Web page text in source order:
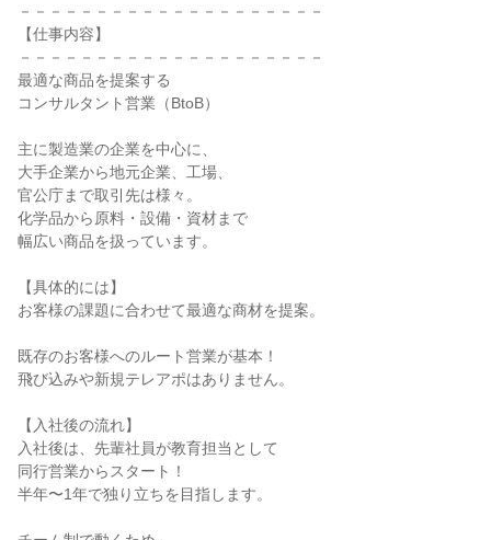
－－－－－－－－－－－－－－－－－－－－
【仕事内容】
－－－－－－－－－－－－－－－－－－－－
最適な商品を提案する
コンサルタント営業（BtoB）
主に製造業の企業を中心に、
大手企業から地元企業、工場、
官公庁まで取引先は様々。
化学品から原料・設備・資材まで
幅広い商品を扱っています。
【具体的には】
お客様の課題に合わせて最適な商材を提案。
既存のお客様へのルート営業が基本！
飛び込みや新規テレアポはありません。
【入社後の流れ】
入社後は、先輩社員が教育担当として
同行営業からスタート！
半年〜1年で独り立ちを目指します。